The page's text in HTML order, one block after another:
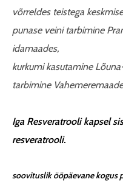
võrreldes teistega
punase veini tarbimine
idamaades,
kurkumi kasutamine
tarbimine
Iga Resveratrooli kapsel
resveratrooli.
soovituslik ööpäevane kogus